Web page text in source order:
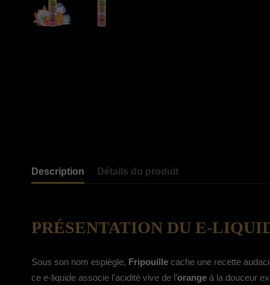
Description Détails du produit
PRÉSENTATION DU E-
Sous son nom espiègle, Fripouille cache une recette
ce e-liquide associe l’acidité vive de l’orange à la douceur